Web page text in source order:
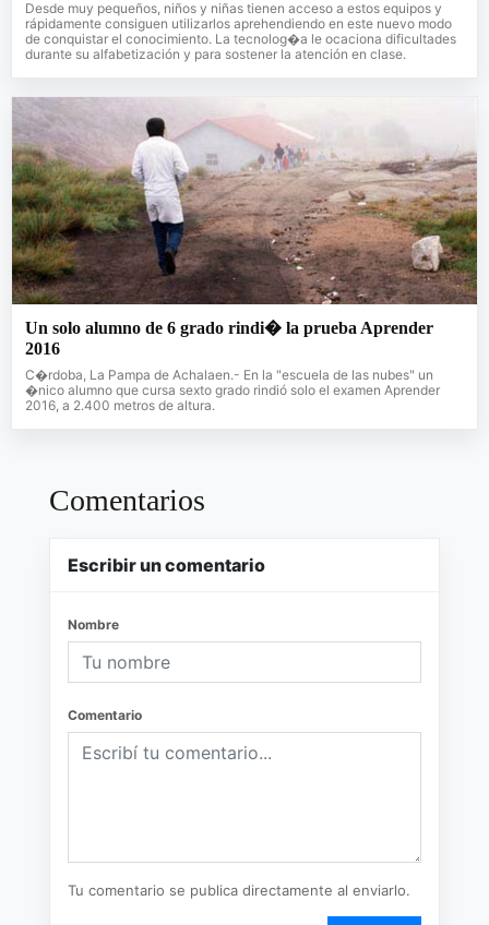
Desde muy pequeños, niños y niñas tienen acceso a estos equipos y
rápidamente consiguen utilizarlos aprehendiendo en este nuevo modo
de conquistar el conocimiento. La tecnolog�a le ocaciona dificultades
durante su alfabetización y para sostener la atención en clase.
Un solo alumno de 6 grado rindi� la prueba Aprender
2016
C�rdoba, La Pampa de Achalaen.- En la "escuela de las nubes" un
�nico alumno que cursa sexto grado rindió solo el examen Aprender
2016, a 2.400 metros de altura.
Comentarios
Escribir un comentario
Nombre
Comentario
Tu comentario se publica directamente al enviarlo.